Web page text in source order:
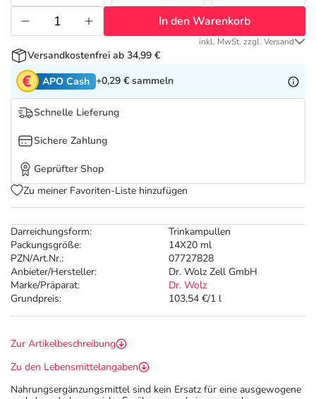
Vitamine & Mineralstoffe
Salus Deals
Darreichungsform:
Trinkampullen
Packungsgröße:
14X20 ml
PZN/Art.Nr.:
07727828
Anbieter/Hersteller:
Dr. Wolz Zell GmbH
Marke/Präparat:
Dr. Wolz
Grundpreis:
103,54 €/1 l
In den Warenkorb
inkl. MwSt. zzgl. Versand
Versandkostenfrei ab 34,99 €
APO Cash +0,29 € sammeln
Schnelle Lieferung
Sichere Zahlung
Geprüfter Shop
Zu meiner Favoriten-Liste hinzufügen
Zur Artikelbeschreibung
Zu den Lebensmittelangaben
Nahrungsergänzungsmittel sind kein Ersatz für eine ausgewogene